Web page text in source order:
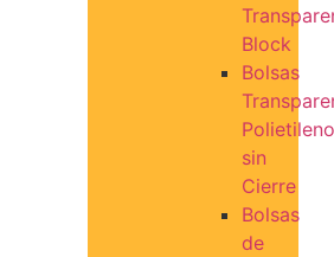
Block
Bolsas
Polietileno
sin
Cierre
Bolsas
de